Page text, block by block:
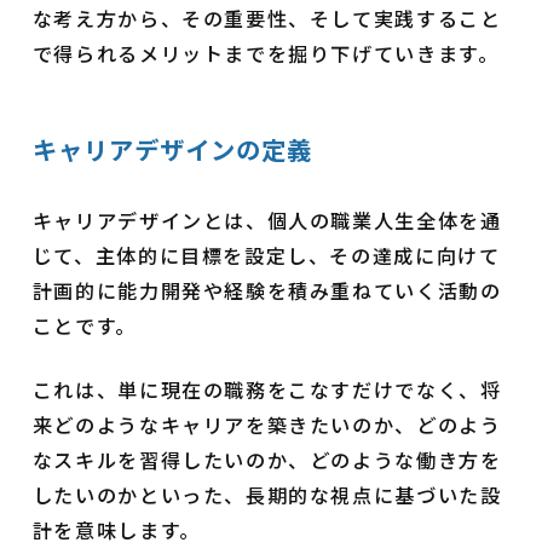
な考え方から、その重要性、そして実践すること
で得られるメリットまでを掘り下げていきます。
キャリアデザインの定義
キャリアデザインとは、個人の職業人生全体を通
じて、主体的に目標を設定し、その達成に向けて
計画的に能力開発や経験を積み重ねていく活動の
ことです。
これは、単に現在の職務をこなすだけでなく、将
来どのようなキャリアを築きたいのか、どのよう
なスキルを習得したいのか、どのような働き方を
したいのかといった、長期的な視点に基づいた設
計を意味します。